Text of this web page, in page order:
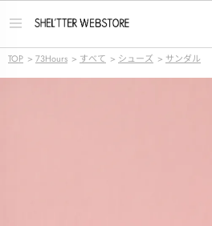
メ
ー
を
TOP > 73Hours > すべて > シューズ > サンダル